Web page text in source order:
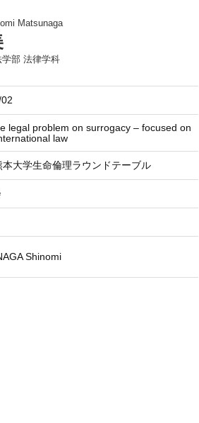
Matsunaga
部 法律学科
legal problem on surrogacy – focused on
law
本大学生命倫理ラウンドテーブル
Shinomi